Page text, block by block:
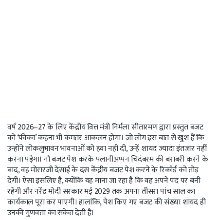
वर्ष 2026–27 के लिए केंद्रीय वित्त मंत्री निर्मला सीतारमण द्वारा प्रस्तुत बजट
को ‘फीका’ कहना भी कमतर आकलन होगा। जो लोग इस बात से खुश हैं कि
उन्होंने लोकलुभावन भावनाओं को हवा नहीं दी, उन्हें शायद ज्यादा इंतजार नहीं
करना पड़ेगा। नौ बजट पेश करके पलानीअप्पन चिदंबरम की बराबरी करने के
बाद, वह मोरारजी देसाई के दस केंद्रीय बजट पेश करने के रिकॉर्ड को तोड़
देंगी। ऐसा इसलिए है, क्योंकि यह माना जा रहा है कि वह अपने पद पर बनी
रहेंगी और नरेंद्र मोदी सरकार मई 2029 तक अपना तीसरा पांच साल का
कार्यकाल पूरा कर पाएगी। हालांकि, पेश किए गए बजट की संख्या शायद ही
उनकी गुणवत्ता का संकेत देती है।